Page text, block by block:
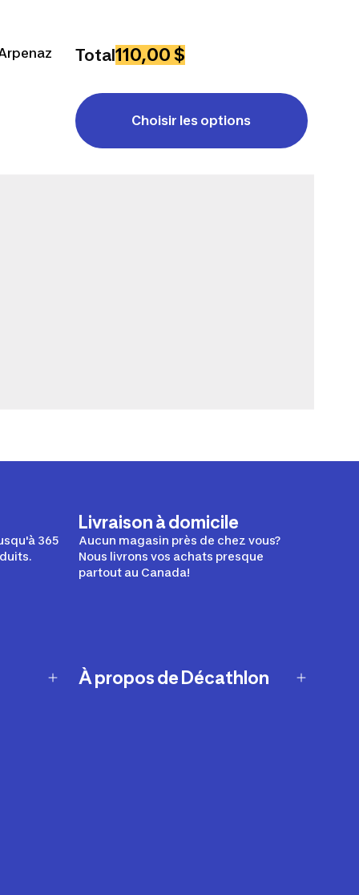
Total110,00 $
Choisir les options
365
Livraison à domicile
Aucun magasin près de chez vous?
Nous livrons vos achats presque
partout au Canada!
À propos de Décathlon